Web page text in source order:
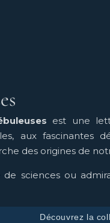
est une
aux fascinantes
des origines de
sciences ou
Découvrez la